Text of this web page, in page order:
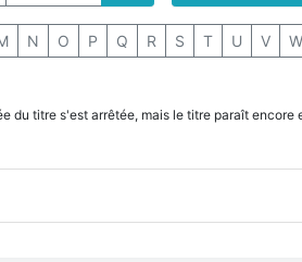
N O P Q R S T U V W
du titre s'est arrêtée, mais le titre paraît encore